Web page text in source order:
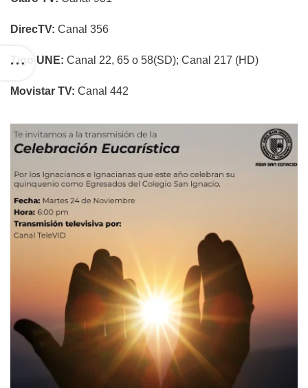
DirecTV: Canal 356
Tigo UNE: Canal 22, 65 o 58(SD); Canal 217 (HD)
Movistar TV: Canal 442